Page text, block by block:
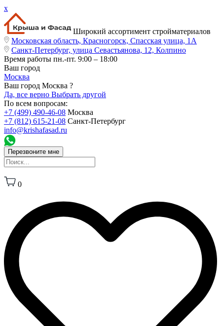
x
Широкий ассортимент стройматериалов
Московская область, Красногорск, Спасская улица, 1А
Санкт-Петербург, улица Севастьянова, 12, Колпино
Время работы пн.-пт. 9:00 – 18:00
Ваш город
Москва
Ваш город Москва ?
Да, все верно Выбрать другой
По всем вопросам:
+7 (499) 490-46-08 Москва
+7 (812) 615-21-08 Санкт-Петербург
info@krishafasad.ru
Перезвоните мне
0